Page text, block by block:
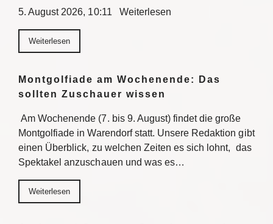
5. August 2026, 10:11 Weiterlesen
Weiterlesen
Montgolfiade am Wochenende: Das
sollten Zuschauer wissen
Am Wochenende (7. bis 9. August) findet die große
Montgolfiade in Warendorf statt. Unsere Redaktion gibt
einen Überblick, zu welchen Zeiten es sich lohnt, das
Spektakel anzuschauen und was es…
Weiterlesen